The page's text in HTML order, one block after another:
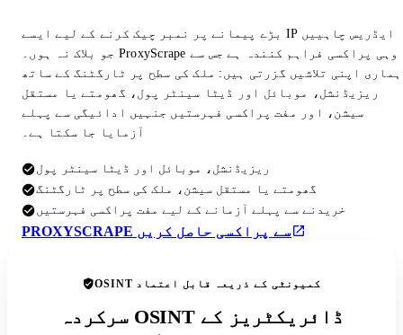
بڑے پیمانے پر نمبر چیک کرنے کے لیے ایسے IP ایڈریس چاہییں
جو بلاک نہ ہوں۔ ProxyScrape وہی پراکسی فراہم کنندہ ہے جس سے
ہماری اپنی تلاشیں گزرتی ہیں: ملک کی سطح پر ٹارگٹنگ کے ساتھ
ریزیڈنشل، موبائل اور ڈیٹا سینٹر پول، گھومتے یا مستقل
سیشن، اور مفت پراکسی فہرستیں جنہیں ادائیگی سے پہلے
آزمایا جا سکتا ہے۔
ریزیڈنشل، موبائل اور ڈیٹا سینٹر پول
گھومتے یا مستقل سیشن، ملک کی سطح پر ٹارگٹنگ
خریدنے سے پہلے آزمانے کے لیے مفت پراکسی فہرستیں
PROXYSCRAPE سے پراکسی حاصل کریں
OSINT کمیونٹی کے ذریعہ قابل اعتماد
سرکردہ OSINT ڈائریکٹریز کے